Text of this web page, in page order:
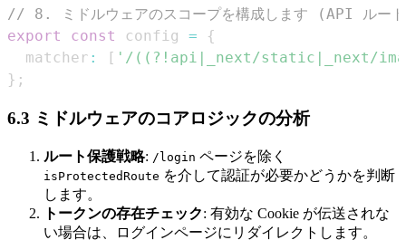
// 8. ミドルウェアのスコープを構成します (API ルート
export
const config =
{
  matcher
: [ '/((?!api|_next/static|_next/
} ;
6.3 ミドルウェアのコアロジックの分析
ルート保護戦略: /login ページを除く
isProtectedRoute を介して認証が必要かどうかを判断
します。
トークンの存在チェック: 有効な Cookie が伝送されな
い場合は、ログインページにリダイレクトします。